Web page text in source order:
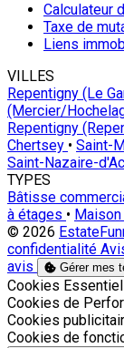
Calculateur
Taxe de
Liens
VILLES
Repentigny (Le
(Mercier/
Repentigny
Chertsey • Saint-
Saint-Nazaire-
TYPES
Bâtisse
à étages •
© 2026
confidentialité
avis
Gérer mes
Activer
Cookies
Activer
Cookies de
Activer
Cookies
Activer
Cookies de